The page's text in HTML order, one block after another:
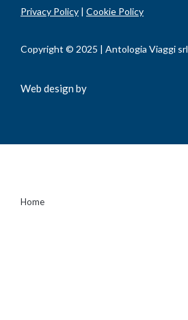
Copyright © 2025 | Antologia Viaggi srl
Privacy Policy | Cookie Policy
Web design by
Home